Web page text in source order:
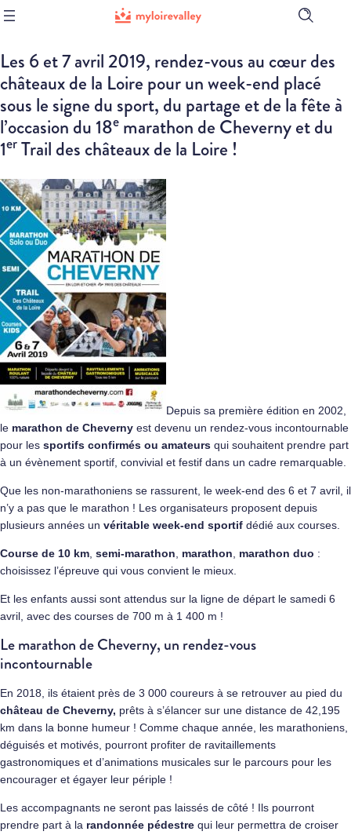
Ouvrir
de
Les 6 et 7 avril 2019, rendez-vous au cœur des
châteaux de la Loire pour un week-end placé
sous le signe du sport, du partage et de la fête à
l’occasion du 18e marathon de Cheverny et du
1erTrail des châteaux de la Loire !
Depuis sa première édition en 2002,
le marathon de Cheverny est devenu un rendez-vous incontournable
pour les sportifs confirmés ou amateurs qui souhaitent prendre part
à un évènement sportif, convivial et festif dans un cadre remarquable.
Que les non-marathoniens se rassurent, le week-end des 6 et 7 avril, il
n’y a pas que le marathon ! Les organisateurs proposent depuis
plusieurs années un véritable week-end sportif dédié aux courses.
Course de 10 km semi-marathon marathon marathon duo :
choisissez l’épreuve qui vous convient le mieux.
Et les enfants aussi sont attendus sur la ligne de départ le samedi 6
avril, avec des courses de 700 m à 1 400 m !
Le marathon de Cheverny, un rendez-vous
incontournable
En 2018, ils étaient près de 3 000 coureurs à se retrouver au pied du
château de Cheverny, prêts à s’élancer sur une distance de 42,195
km dans la bonne humeur ! Comme chaque année, les marathoniens,
déguisés et motivés, pourront profiter de ravitaillements
gastronomiques et d’animations musicales sur le parcours pour les
encourager et égayer leur périple !
Les accompagnants ne seront pas laissés de côté ! Ils pourront
prendre part à la randonnée pédestre qui leur permettra de croiser